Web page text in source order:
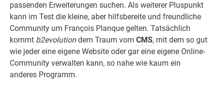
passenden Erweiterungen suchen. Als weiterer Pluspunkt
kann im Test die kleine, aber hilfsbereite und freundliche
Community um François Planque gelten. Tatsächlich
kommt b2evolutiondem Traum vom CMS, mit dem so gut
wie jeder eine eigene Website oder gar eine eigene Online-
Community verwalten kann, so nahe wie kaum ein
anderes Programm.